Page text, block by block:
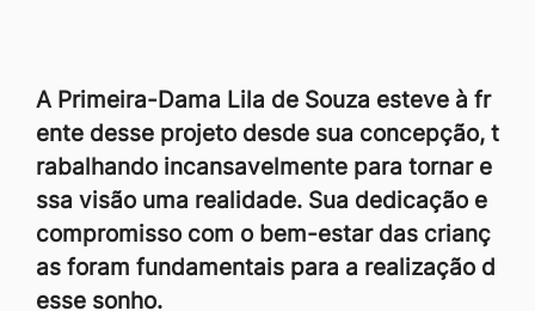
A Primeira-Dama Lila de Souza esteve à fr
ente desse projeto desde sua concepção, t
rabalhando incansavelmente para tornar e
ssa visão uma realidade. Sua dedicação e
compromisso com o bem-estar das crianç
as foram fundamentais para a realização d
esse sonho.